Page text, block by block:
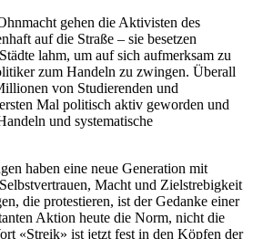
gehen die Aktivisten des
auf die Straße – sie besetzen
lahm, um auf sich aufmerksam zu
zum Handeln zu zwingen. Überall
von Studierenden und
Mal politisch aktiv geworden und
und systematische
haben eine neue Generation mit
Macht und Zielstrebigkeit
die protestieren, ist der Gedanke einer
Aktion heute die Norm, nicht die
«Streik» ist jetzt fest in den Köpfen der